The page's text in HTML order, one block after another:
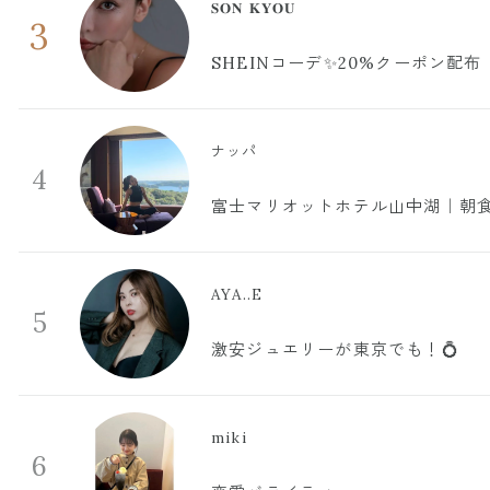
3
𝐒𝐎𝐍 𝐊𝐘𝐎𝐔
SHEINコーデ✨20%クーポン配布
4
ナッパ
富士マリオットホテル山中湖｜朝
5
AYA..E
激安ジュエリーが東京でも！💍
6
miki